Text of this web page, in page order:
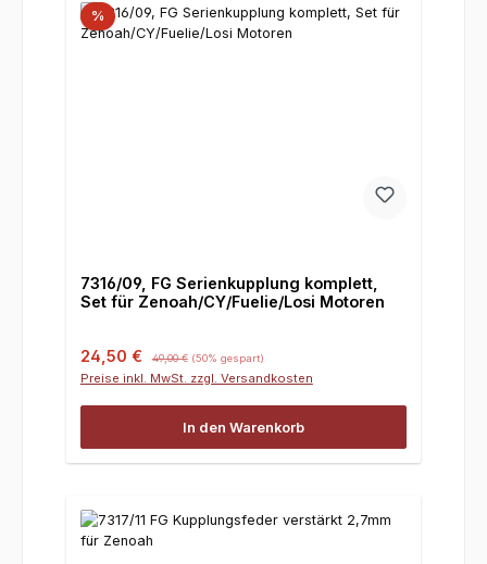
%
7316/09, FG Serienkupplung komplett,
Set für Zenoah/CY/Fuelie/Losi Motoren
Verkaufspreis:
24,50 € Regulärer Preis:
49,00 € (50% gespart)
Preise inkl. MwSt. zzgl. Versandkosten
In den Warenkorb